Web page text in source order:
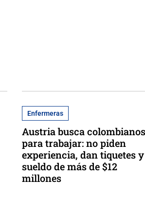
Enfermeras
Austria busca colombianos
para trabajar: no piden
experiencia, dan tiquetes y
sueldo de más de $12
millones